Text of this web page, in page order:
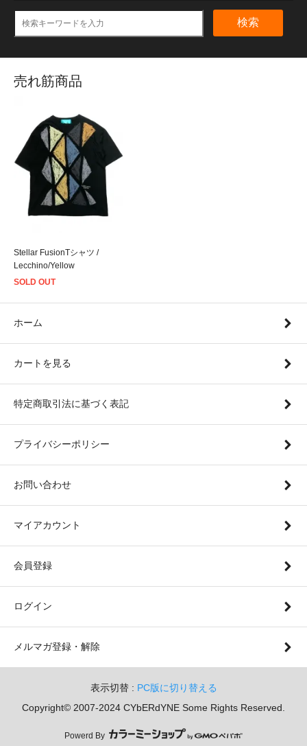
検索
売れ筋商品
Stellar FusionTシャツ /
Lecchino/Yellow
SOLD OUT
ホーム
カートを見る
特定商取引法に基づく表記
プライバシーポリシー
お問い合わせ
マイアカウント
会員登録
ログイン
メルマガ登録・解除
表示切替 : PC版に切り替える
Copyright© 2007-2024 CYbERdYNE Some Rights Reserved.
Powerd By